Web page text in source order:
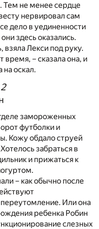
Тем не менее сердце
нервировал сам
дело в уединенности
здесь оказались.
взяла Лекси под руку.
– сказала она, и
оскал.
замороженных
футболки и
Кожу обдало струей
забраться в
и прижаться к
– как обычно после
Или она
ребенка Робин
слезных